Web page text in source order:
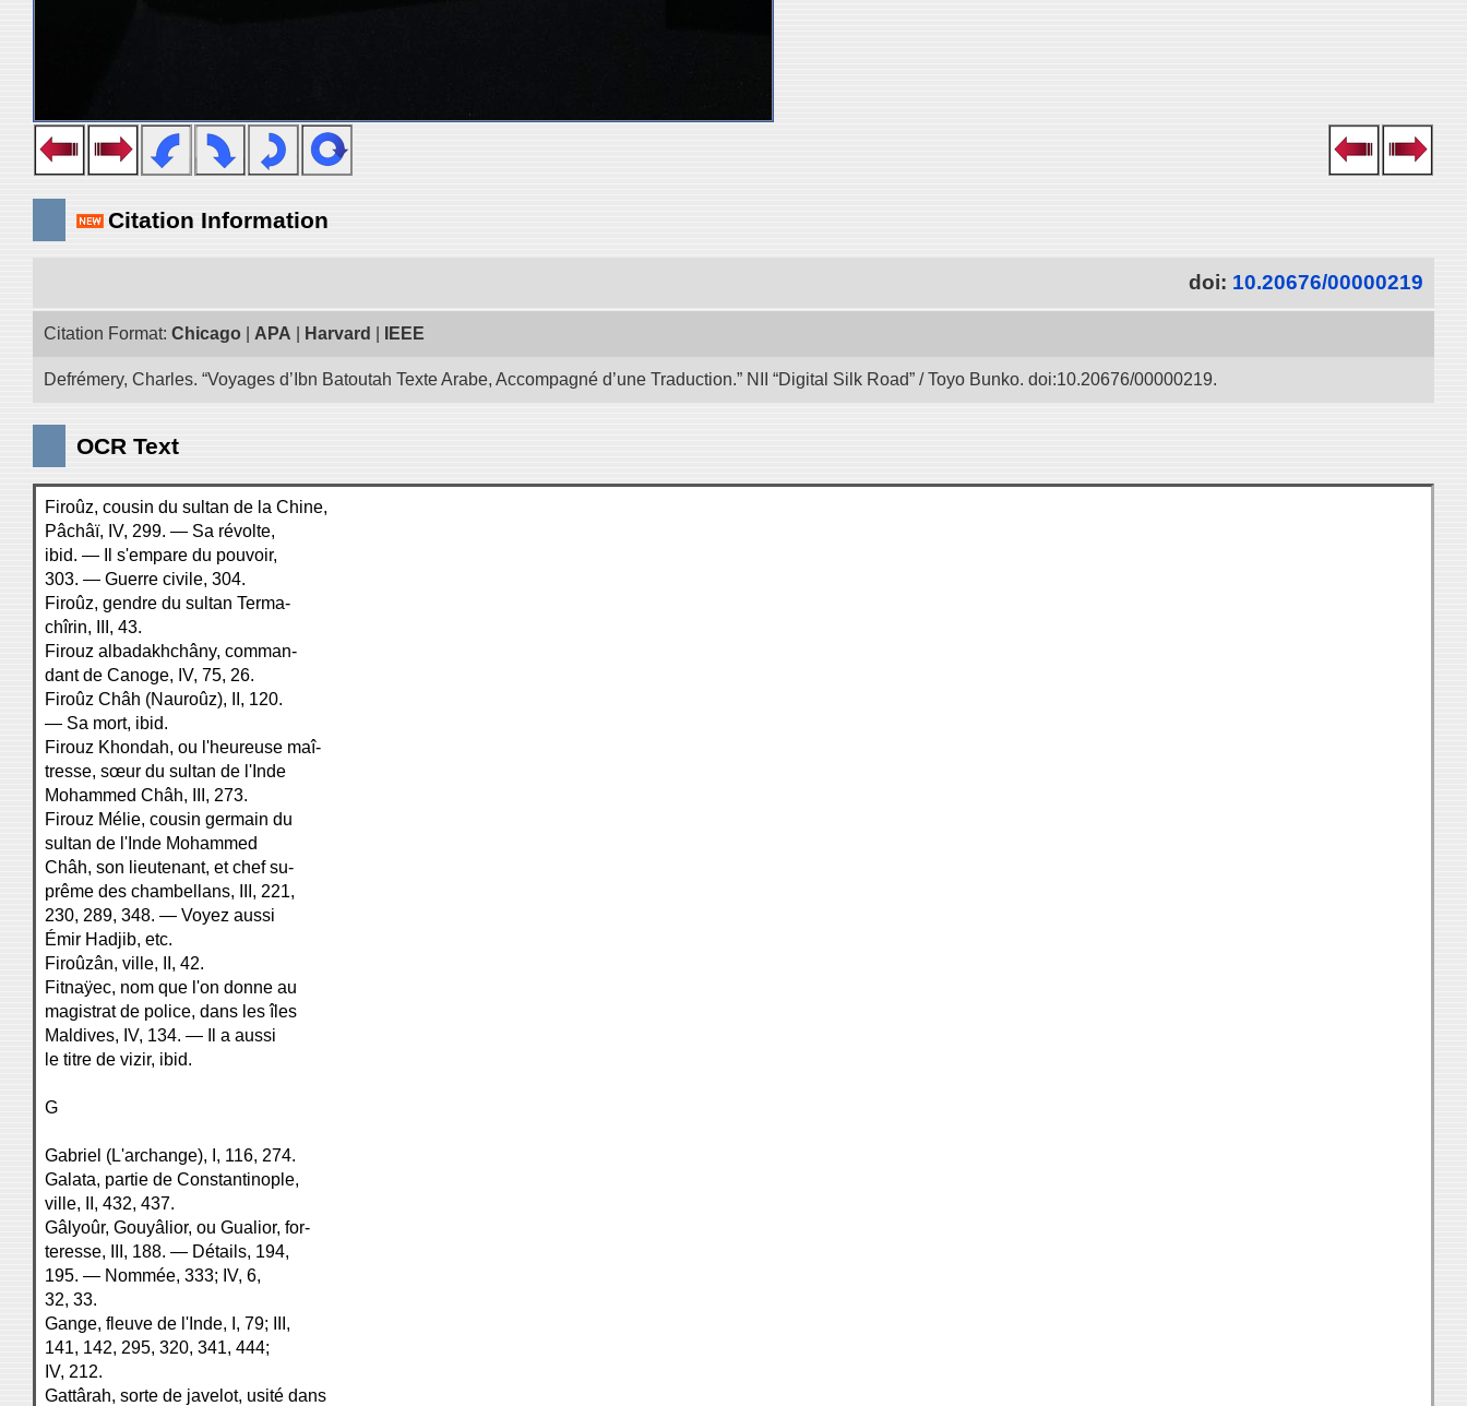
Citation Information
doi: 10.20676/00000219
Citation Format: Chicago APA Harvard IEEE
Defrémery, Charles. “Voyages d’Ibn Batoutah Texte Arabe, Accompagné d’une Traduction.” NII “Digital Silk Road” / Toyo Bunko. doi:10.20676/00000219.
OCR Text
Firoûz, cousin du sultan de la Chine,
Pâchâï, IV, 299. — Sa révolte,
ibid. — Il s'empare du pouvoir,
303. — Guerre civile, 304.
Firoûz, gendre du sultan Terma-
chîrin, III, 43.
Firouz albadakhchâny, comman-
dant de Canoge, IV, 75, 26.
Firoûz Châh (Nauroûz), II, 120.
— Sa mort, ibid.
Firouz Khondah, ou l'heureuse maî-
tresse, sœur du sultan de l'Inde
Mohammed Châh, III, 273.
Firouz Mélie, cousin germain du
sultan de l'Inde Mohammed
Châh, son lieutenant, et chef su-
prême des chambellans, III, 221,
230, 289, 348. — Voyez aussi
Émir Hadjib, etc.
Firoûzân, ville, II, 42.
Fitnaÿec, nom que l'on donne au
magistrat de police, dans les îles
Maldives, IV, 134. — Il a aussi
le titre de vizir, ibid.
G
Gabriel (L'archange), I, 116, 274.
Galata, partie de Constantinople,
ville, II, 432, 437.
Gâlyoûr, Gouyâlior, ou Gualior, for-
teresse, III, 188. — Détails, 194,
195. — Nommée, 333; IV, 6,
32, 33.
Gange, fleuve de l'Inde, I, 79; III,
141, 142, 295, 320, 341, 444;
IV, 212.
Gattârah, sorte de javelot, usité dans